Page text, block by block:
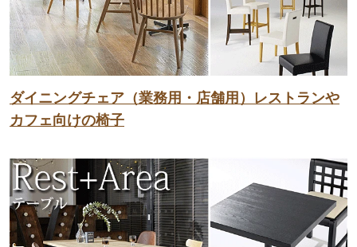
ダイニングチェア（業務用・店舗用）レストランや
カフェ向けの椅子